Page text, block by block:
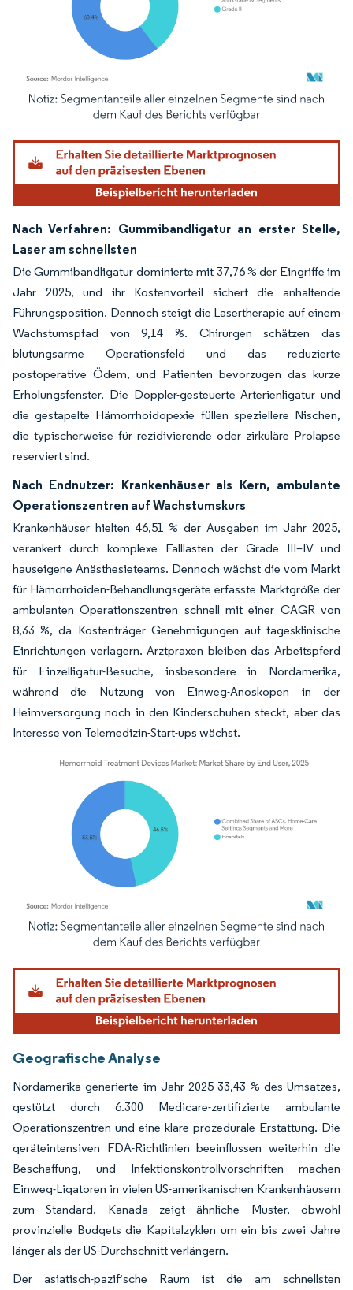
Bild © Mordor Intelligence. Wiederverwendung erfordert Namensnennung
Nach Verfahren: Gummibandligatur an erster Stelle,
Laser am schnellsten
Die Gummibandligatur dominierte mit 37,76 % der Eingriffe im
Jahr 2025, und ihr Kostenvorteil sichert die anhaltende
Führungsposition. Dennoch steigt die Lasertherapie auf einem
Wachstumspfad von 9,14 %. Chirurgen schätzen das
blutungsarme Operationsfeld und das reduzierte
postoperative Ödem, und Patienten bevorzugen das kurze
Erholungsfenster. Die Doppler-gesteuerte Arterienligatur und
die gestapelte Hämorrhoidopexie füllen speziellere Nischen,
die typischerweise für rezidivierende oder zirkuläre Prolapse
reserviert sind.
Nach Endnutzer: Krankenhäuser als Kern, ambulante
Operationszentren auf Wachstumskurs
Krankenhäuser hielten 46,51 % der Ausgaben im Jahr 2025,
verankert durch komplexe Falllasten der Grade III–IV und
hauseigene Anästhesieteams. Dennoch wächst die vom Markt
für Hämorrhoiden-Behandlungsgeräte erfasste Marktgröße der
ambulanten Operationszentren schnell mit einer CAGR von
8,33 %, da Kostenträger Genehmigungen auf tagesklinische
Einrichtungen verlagern. Arztpraxen bleiben das Arbeitspferd
für Einzelligatur-Besuche, insbesondere in Nordamerika,
während die Nutzung von Einweg-Anoskopen in der
Heimversorgung noch in den Kinderschuhen steckt, aber das
Interesse von Telemedizin-Start-ups wächst.
Bild © Mordor Intelligence. Wiederverwendung erfordert Namensnennung
Geografische Analyse
Nordamerika generierte im Jahr 2025 33,43 % des Umsatzes,
gestützt durch 6.300 Medicare-zertifizierte ambulante
Operationszentren und eine klare prozedurale Erstattung. Die
geräteintensiven FDA-Richtlinien beeinflussen weiterhin die
Beschaffung, und Infektionskontrollvorschriften machen
Einweg-Ligatoren in vielen US-amerikanischen Krankenhäusern
zum Standard. Kanada zeigt ähnliche Muster, obwohl
provinzielle Budgets die Kapitalzyklen um ein bis zwei Jahre
länger als der US-Durchschnitt verlängern.
Der asiatisch-pazifische Raum ist die am schnellsten